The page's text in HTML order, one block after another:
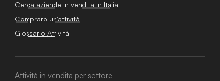
Cerca aziende in vendita in Italia
Comprare un'attività
Glossario Attività
Attività in vendita per settore